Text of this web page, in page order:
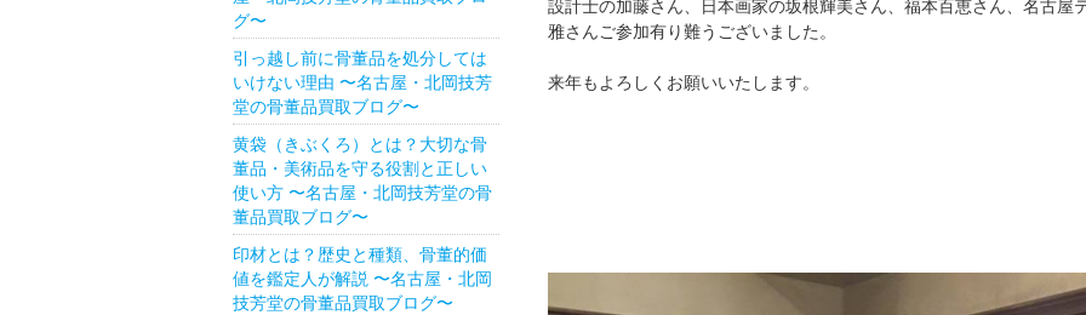
設計士の加藤さん、日本画家の坂根輝美さん、福本百恵さん、名古屋
雅さんご参加有り難うございました。
来年もよろしくお願いいたします。
グ〜
引っ越し前に骨董品を処分しては
いけない理由 〜名古屋・北岡技芳
堂の骨董品買取ブログ〜
黄袋（きぶくろ）とは？大切な骨
董品・美術品を守る役割と正しい
使い方 〜名古屋・北岡技芳堂の骨
董品買取ブログ〜
印材とは？歴史と種類、骨董的価
値を鑑定人が解説 〜名古屋・北岡
技芳堂の骨董品買取ブログ〜